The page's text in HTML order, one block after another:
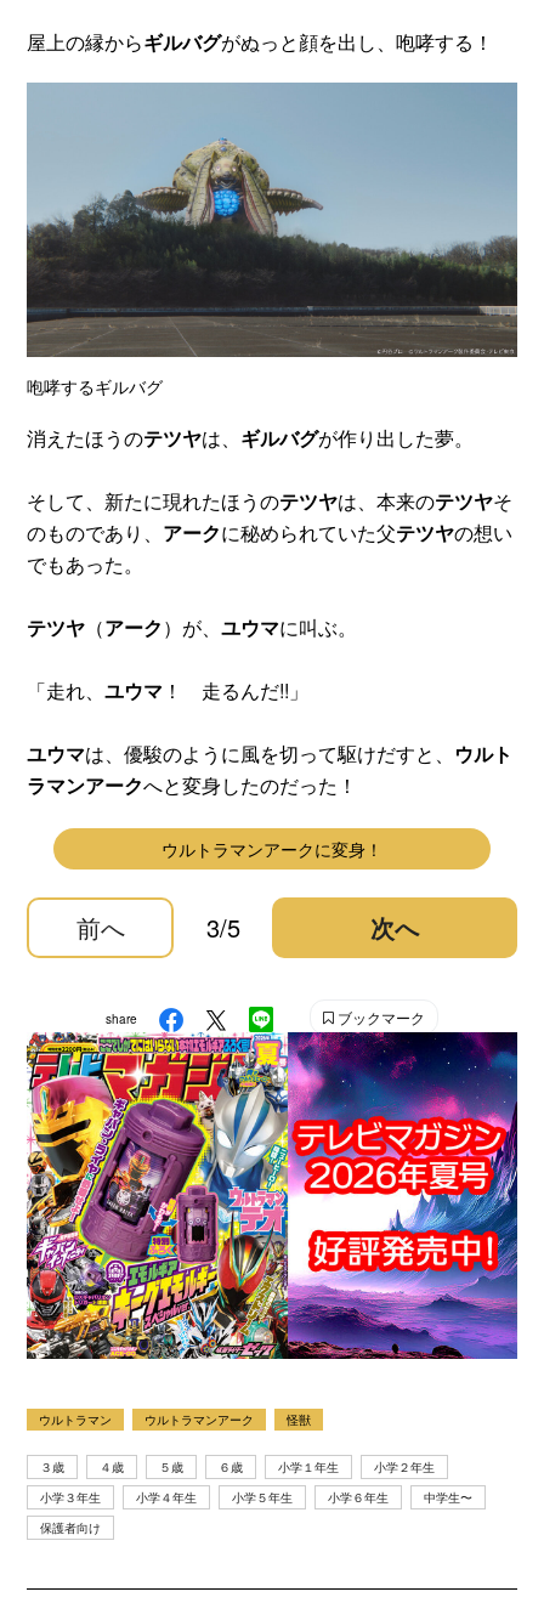
屋上の縁からギルバグがぬっと顔を出し、咆哮する！
咆哮するギルバグ
消えたほうのテツヤは、 ギルバグが作り出した夢。
そして、新たに現れたほうのテツヤは、本来のテツヤそ
のものであり、 アークに秘められていた父テツヤの想い
でもあった。
テツヤ （アーク）が、ユウマに叫ぶ。
「走れ、ユウマ ！ 走るんだ!!」
ユウマは、優駿のように風を切って駆けだすと、 ウルト
ラマンアークへと変身したのだった！
ウルトラマンアークに変身！
前へ 3/5 次へ
share ブックマーク
ウルトラマン ウルトラマンアーク 怪獣
３歳 ４歳 ５歳 ６歳 小学１年生
小学２年生
小学３年生
小学４年生 小学５年生 小学６年生
中学生〜
保護者向け